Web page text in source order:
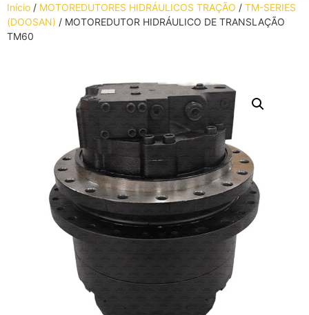
Início / MOTOREDUTORES HIDRÁULICOS TRAÇÃO / TM-SERIES
(DOOSAN) / MOTOREDUTOR HIDRÁULICO DE TRANSLAÇÃO
TM60